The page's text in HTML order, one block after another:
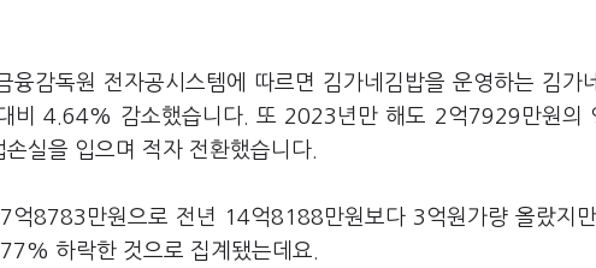
감독원 전자공시스템에 따르면 김가네김밥을 운영하는 김가
비 4.64% 감소했습니다. 또 2023년만 해도 2억7929만원의
실을 입으며 적자 전환했습니다.
억8783만원으로 전년 14억8188만원보다 3억원가량 올랐지
하락한 것으로 집계됐는데요.